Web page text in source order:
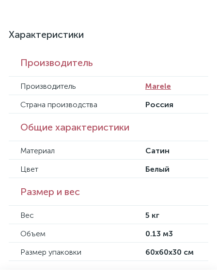
Характеристики
Производитель
Производитель
Marele
Страна производства
Россия
Общие характеристики
Материал
Сатин
Цвет
Белый
Размер и вес
Вес
5 кг
Объем
0.13 м3
Размер упаковки
60х60х30 см